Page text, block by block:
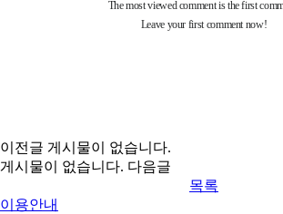
이전글 게시물이 없습니다.
게시물이 없습니다. 다음글
목록
이용안내